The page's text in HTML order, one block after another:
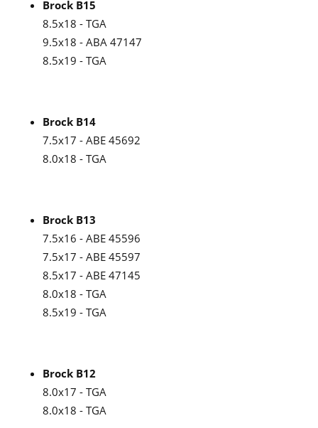
Brock B15
8.5x18 - TGA
9.5x18 - ABA 47147
8.5x19 - TGA
Brock B14
7.5x17 - ABE 45692
8.0x18 - TGA
Brock B13
7.5x16 - ABE 45596
7.5x17 - ABE 45597
8.5x17 - ABE 47145
8.0x18 - TGA
8.5x19 - TGA
Brock B12
8.0x17 - TGA
8.0x18 - TGA